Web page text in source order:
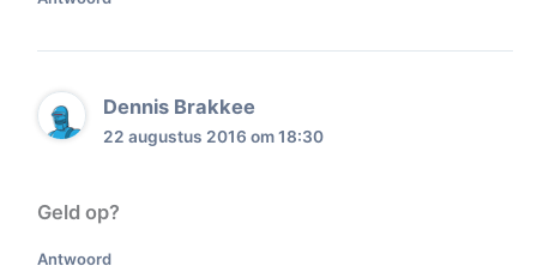
Dennis Brakkee
22 augustus 2016 om 18:30
Geld op?
Antwoord